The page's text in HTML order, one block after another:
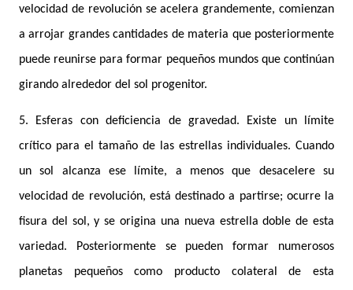
velocidad de revolución se acelera grandemente, comienzan
a arrojar grandes cantidades de materia que posteriormente
puede reunirse para formar pequeños mundos que continúan
girando alrededor del sol progenitor.
5. Esferas con deficiencia de gravedad. Existe un límite
crítico para el tamaño de las estrellas individuales. Cuando
un sol alcanza ese límite, a menos que desacelere su
velocidad de revolución, está destinado a partirse; ocurre la
fisura del sol, y se origina una nueva estrella doble de esta
variedad. Posteriormente se pueden formar numerosos
planetas pequeños como producto colateral de esta